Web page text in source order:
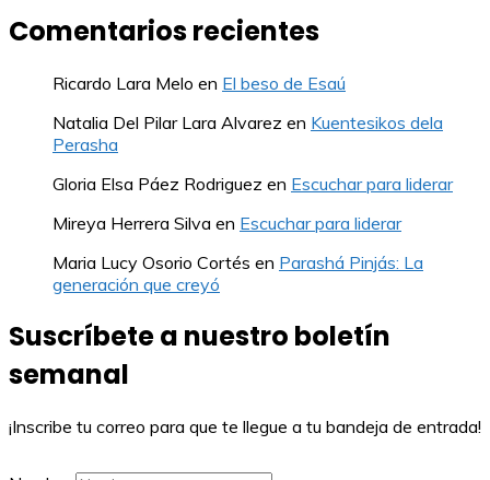
Comentarios recientes
Ricardo Lara Melo en El beso de Esaú
Natalia Del Pilar Lara Alvarez en Kuentesikos dela
Perasha
Gloria Elsa Páez Rodriguez en Escuchar para liderar
Mireya Herrera Silva en Escuchar para liderar
Maria Lucy Osorio Cortés en Parashá Pinjás: La
generación que creyó
Suscríbete a nuestro boletín
semanal
¡Inscribe tu correo para que te llegue a tu bandeja de entrada!